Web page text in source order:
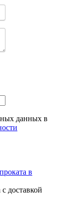
данных в
доставкой